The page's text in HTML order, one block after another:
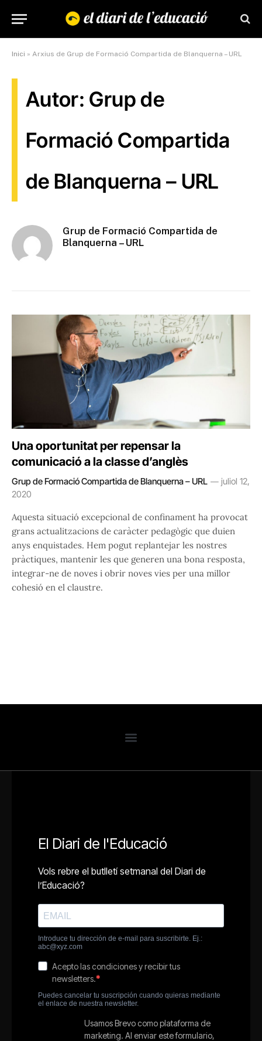
Inici » Arxius de Grup de Formació Compartida de Blanquerna – URL
Autor: Grup de
Formació Compartida
de Blanquerna – URL
Grup de Formació Compartida de
Blanquerna – URL
Una oportunitat per repensar la
comunicació a la classe d’anglès
Grup de Formació Compartida de Blanquerna – URL
juliol 12,
2020
Aquesta situació excepcional de confinament ha provocat
grans actualitzacions de caràcter pedagògic que duien
anys enquistades. Hem pogut replantejar les nostres
pràctiques, mantenir les que generen una bona resposta,
integrar-ne de noves i obrir noves vies per una millor
cohesió en el claustre.